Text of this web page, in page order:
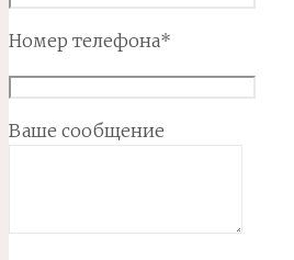
Номер телефона*
Ваше сообщение